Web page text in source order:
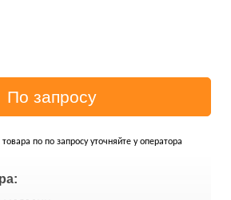
по по запросу уточняйте у оператора